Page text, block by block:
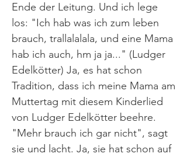
Ende der Leitung. Und ich lege
los: "Ich hab was ich zum leben
brauch, trallalalala, und eine Mama
hab ich auch, hm ja ja..." (Ludger
Edelkötter) Ja, es hat schon
Tradition, dass ich meine Mama am
Muttertag mit diesem Kinderlied
von Ludger Edelkötter beehre.
"Mehr brauch ich gar nicht", sagt
sie und lacht. Ja, sie hat schon auf